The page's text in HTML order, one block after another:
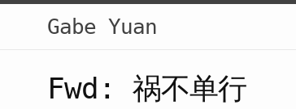
Gabe Yuan
Fwd: 祸不单行